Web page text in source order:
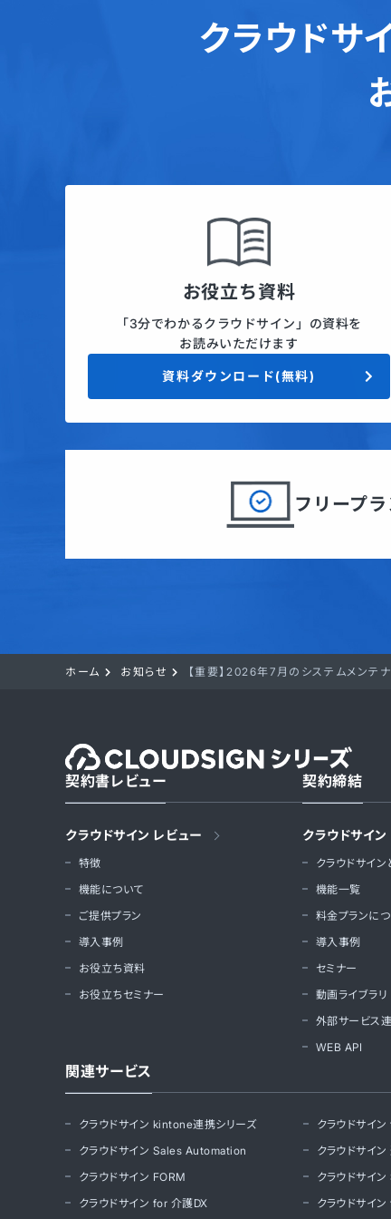
クラウドサ
お役立ち資料
「3分でわかるクラウドサイン」の資料を
お読みいただけます
資料ダウンロード(無料)
フリープラ
ホーム お知らせ 【重要】2026年7月のシステムメンテ
契約書レビュー
クラウドサイン レビュー
特徴
機能について
ご提供プラン
導入事例
お役立ち資料
お役立ちセミナー
契約締結
クラウドサイン
クラウドサイン
機能一覧
料金プランに
導入事例
セミナー
動画ライブラリ
外部サービス
WEB API
関連サービス
クラウドサイン kintone連携シリーズ
クラウドサイ
クラウドサイン Sales Automation
クラウドサイ
クラウドサイン FORM
クラウドサイ
クラウドサイン for 介護DX
クラウドサイ